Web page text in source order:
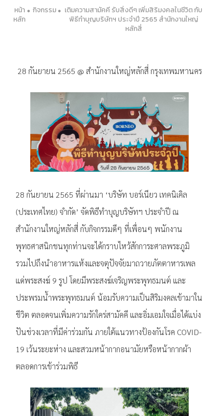
หน้า
หลัก
กิจกรรม
เติมความสามัคคี รับสิ่งดีๆ เพิ่มสิริมงคลในชีวิต กับ
พิธีทำบุญบริษัทฯ ประจำปี 2565 สำนักงานใหญ่
หลักสี่
28 กันยายน 2565 @ สำนักงานใหญ่หลักสี่ กรุงเทพมหานคร
28 กันยายน 2565 ที่ผ่านมา ‘บริษัท บอร์เนียว เทคนิเคิล
(ประเทศไทย) จำกัด’ จัดพิธีทำบุญบริษัทฯ ประจำปี ณ
สำนักงานใหญ่หลักสี่ กับกิจกรรมดีๆ ที่เพื่อนๆ พนักงาน
พุทธศาสนิกชนทุกท่านจะได้กราบไหว้สักการะศาลพระภูมิ
รวมไปถึงนำอาหารแห้งและจตุปัจจัยมาถวายภัตตาหารเพล
แด่พระสงฆ์ 9 รูป โดยมีพระสงฆ์เจริญพระพุทธมนต์ และ
ประพรมน้ำพระพุทธมนต์ น้อมรับความเป็นสิริมงคลเข้ามาใน
ชีวิต ตลอดจนเพิ่มความรักใคร่สามัคคี และอิ่มเอมใจเมื่อได้แบ่ง
ปันช่วงเวลาที่มีค่าร่วมกัน ภายใต้แนวทางป้องกันโรค COVID-
19 เว้นระยะห่าง และสวมหน้ากากอนามัยหรือหน้ากากผ้า
ตลอดการเข้าร่วมพิธี